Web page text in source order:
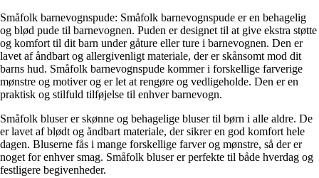
Småfolk barnevognspude: Småfolk barnevognspude er en behagelig
og blød pude til barnevognen. Puden er designet til at give ekstra støtte
og komfort til dit barn under gåture eller ture i barnevognen. Den er
lavet af åndbart og allergivenligt materiale, der er skånsomt mod dit
barns hud. Småfolk barnevognspude kommer i forskellige farverige
mønstre og motiver og er let at rengøre og vedligeholde. Den er en
praktisk og stilfuld tilføjelse til enhver barnevogn.
Småfolk bluser er skønne og behagelige bluser til børn i alle aldre. De
er lavet af blødt og åndbart materiale, der sikrer en god komfort hele
dagen. Bluserne fås i mange forskellige farver og mønstre, så der er
noget for enhver smag. Småfolk bluser er perfekte til både hverdag og
festligere begivenheder.